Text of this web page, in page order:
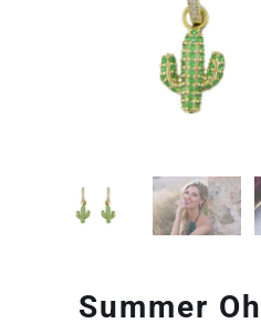
Summer